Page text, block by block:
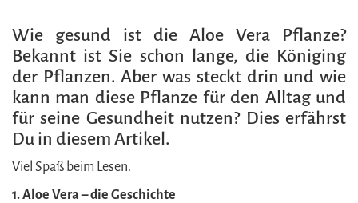
Wie gesund ist die Aloe Vera Pflanze?
Bekannt ist Sie schon lange, die Königing
der Pflanzen. Aber was steckt drin und wie
kann man diese Pflanze für den Alltag und
für seine Gesundheit nutzen? Dies erfährst
Du in diesem Artikel.
Viel Spaß beim Lesen.
1. Aloe Vera – die Geschichte